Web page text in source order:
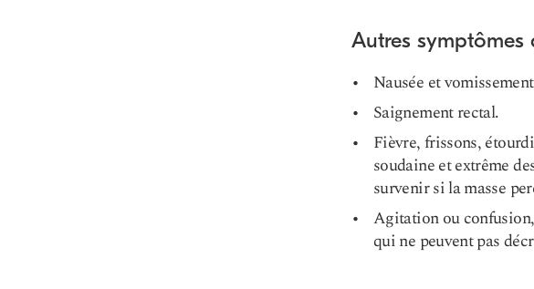
Autres
Nausée et
Saignement rectal.
Fièvre, frissons,
soudaine et extrême
survenir si la masse
Agitation ou
qui ne peuvent pas